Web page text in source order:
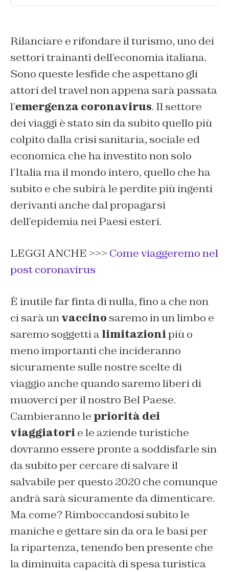
Rilanciare e rifondare il turismo, uno dei
settori trainanti dell’economia italiana.
Sono queste lesfide che aspettano gli
attori del travel non appena sarà passata
l’emergenza coronavirus. Il settore
dei viaggi è stato sin da subito quello più
colpito dalla crisi sanitaria, sociale ed
economica che ha investito non solo
l’Italia ma il mondo intero, quello che ha
subito e che subirà le perdite più ingenti
derivanti anche dal propagarsi
dell’epidemia nei Paesi esteri.
LEGGI ANCHE >>> Come viaggeremo nel
post coronavirus
È inutile far finta di nulla, fino a che non
ci sarà unvaccino saremo in un limbo e
saremo soggetti alimitazionipiù o
meno importanti che incideranno
sicuramente sulle nostre scelte di
viaggio anche quando saremo liberi di
muoverci per il nostro Bel Paese.
Cambieranno le priorità dei
viaggiatori e le aziende turistiche
dovranno essere pronte a soddisfarle sin
da subito per cercare di salvare il
salvabile per questo 2020 che comunque
andrà sarà sicuramente da dimenticare.
Ma come? Rimboccandosi subito le
maniche e gettare sin da ora le basi per
la ripartenza, tenendo ben presente che
la diminuita capacità di spesa turistica